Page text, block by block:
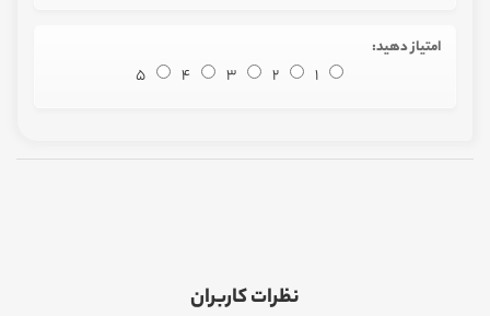
امتیاز دهید:
1
2
3
4
5
نظرات کاربران